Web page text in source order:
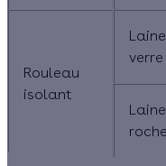
Rouleau
isolant
verre
roche